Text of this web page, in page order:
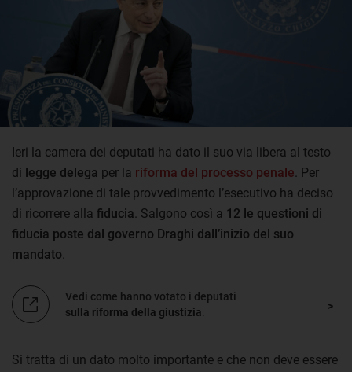
Ieri la camera dei deputati ha dato il suo via libera al testo
di legge delega per la riforma del processo penale . Per
l’approvazione di tale provvedimento l’esecutivo ha deciso
di ricorrere alla fiducia . Salgono così a 12 le questioni di
fiducia poste dal governo Draghi dall’inizio del suo
mandato
Vedi come hanno votato i deputati
sulla riforma della giustizia
Si tratta di un dato molto importante e che non deve essere